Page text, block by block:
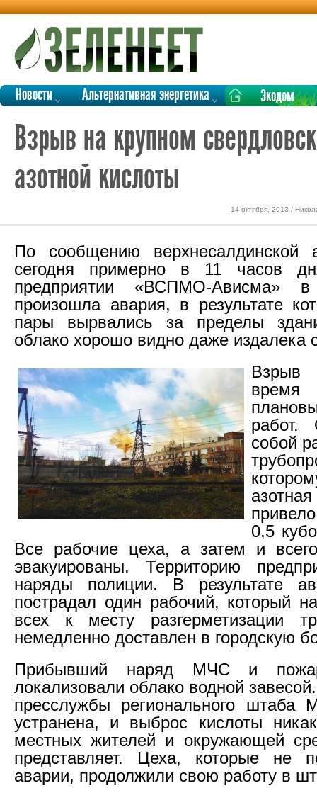
Новости Альтернативная энергетика Экодом
Взрыв на крупном
азотной кислоты
14 октября, 2013 /
По сообщению верхнесалдинской
сегодня примерно в 11 часов
предприятии «ВСПМО-
произошла авария, в результате
пары вырвались за пределы
облако хорошо видно даже издалека
Взрыв
время
работ.
собой
0,5
Все рабочие цеха, а затем и
эвакуированы. Территорию
наряды полиции. В результате
пострадал один рабочий, который
всех к месту разгерметизации
немедленно доставлен в городскую
Прибывший наряд МЧС и
локализовали облако водной
пресслужбы регионального штаба
устранена, и выброс кислоты
местных жителей и окружающей
представляет. Цеха, которые не
аварии, продолжили свою работу в